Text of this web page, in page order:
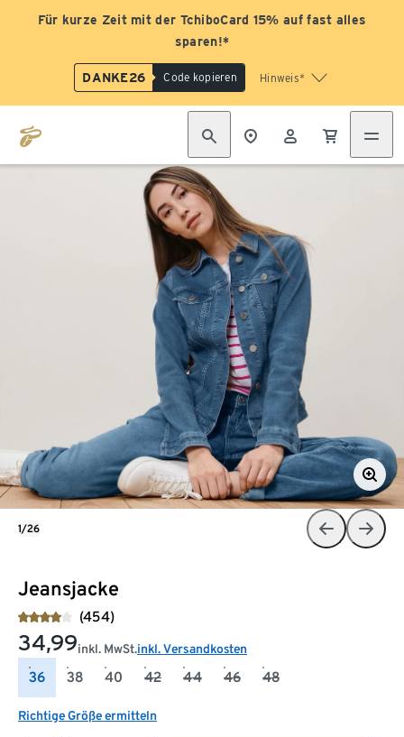
Für kurze Zeit mit der TchiboCard 15% auf fast alles
sparen!*
DANKE26 Code kopieren Hinweis*
Jeansjacke
(454)
34,99inkl. MwSt.inkl. Versandkosten
36 38 40 42 44 46 48
Richtige Größe ermitteln
1/26